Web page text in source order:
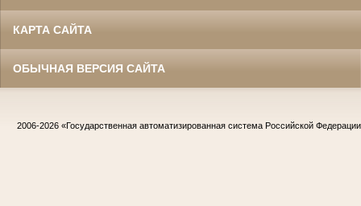
КАРТА САЙТА
ОБЫЧНАЯ ВЕРСИЯ САЙТА
2006-2026 «Государственная автоматизированная система Российской